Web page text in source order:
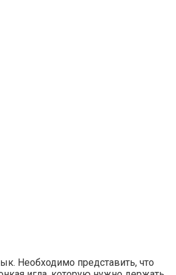
Необходимо представить, что